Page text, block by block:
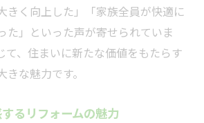
きく向上した」「家族全員が快適に
た」といった声が寄せられていま
て、住まいに新たな価値をもたらす
な魅力です。
るリフォームの魅力